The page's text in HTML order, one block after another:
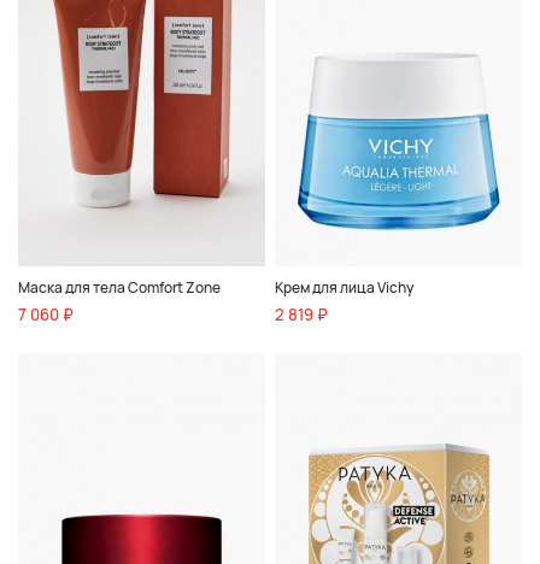
Маска для тела Comfort Zone
7 060 ₽
Крем для лица Vichy
2 819 ₽